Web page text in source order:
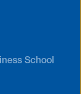
School